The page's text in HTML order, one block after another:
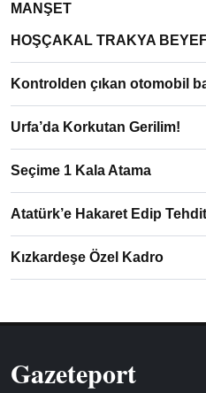
MANŞET
HOŞÇAKAL TRAKYA
Kontrolden çıkan otomobil
Urfa’da Korkutan Gerilim!
Seçime 1 Kala Atama
Atatürk’e Hakaret Edip Tehdit
Kızkardeşe Özel Kadro
Gazeteport